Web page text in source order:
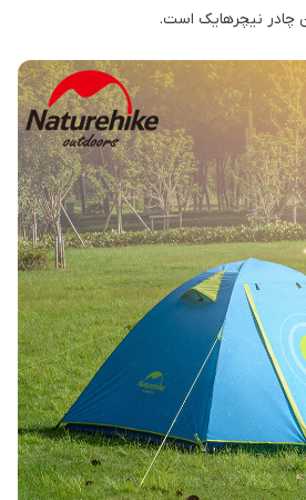
چادر نیچرهایک است.